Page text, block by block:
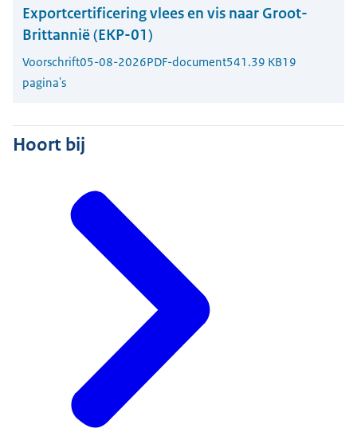
Exportcertificering vlees en vis naar Groot-
Brittannië (EKP-01)
Voorschrift05-08-2026PDF-document541.39 KB19
pagina's
Hoort bij